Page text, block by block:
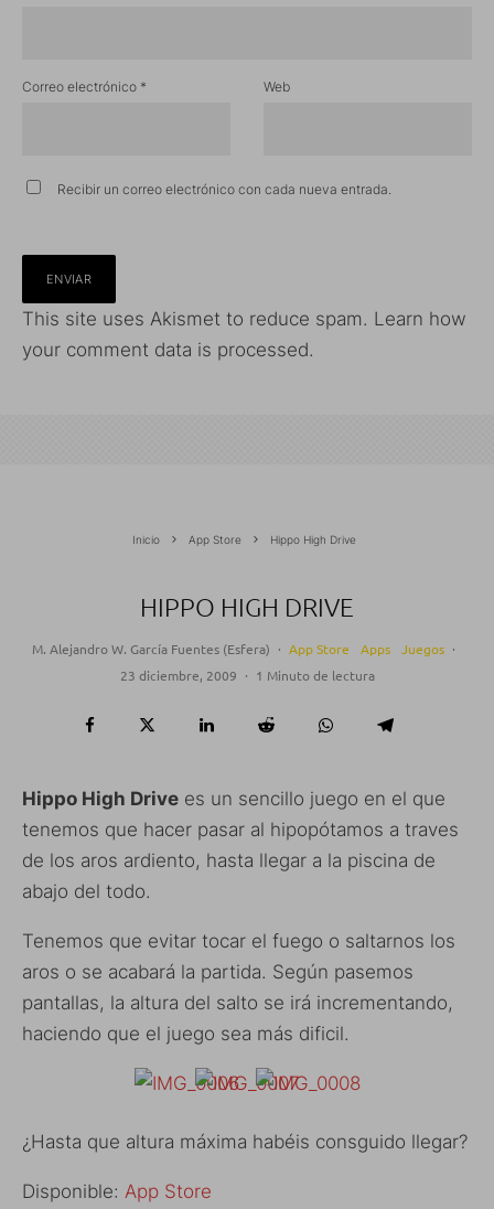
Correo electrónico * Web
Recibir un correo electrónico con cada nueva entrada.
This site uses Akismet to reduce spam. Learn how
your comment data is processed.
Inicio App Store Hippo High Drive
HIPPO HIGH DRIVE
M. Alejandro W. García Fuentes (Esfera) · App Store Apps Juegos ·
23 diciembre, 2009 · 1 Minuto de lectura
Hippo High Drive es un sencillo juego en el que
tenemos que hacer pasar al hipopótamos a traves
de los aros ardiento, hasta llegar a la piscina de
abajo del todo.
Tenemos que evitar tocar el fuego o saltarnos los
aros o se acabará la partida. Según pasemos
pantallas, la altura del salto se irá incrementando,
haciendo que el juego sea más dificil.
¿Hasta que altura máxima habéis consguido llegar?
Disponible: App Store